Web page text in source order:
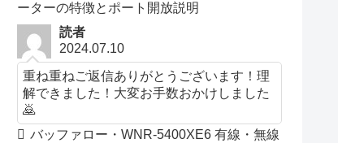
ーターの特徴とポート開放説明
読者
2024.07.10
重ね重ねご返信ありがとうございます！理
解できました！大変お手数おかけしました
🙇
バッファロー・WNR-5400XE6 有線・無線